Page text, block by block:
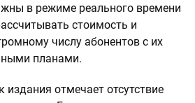
в режиме реального времени
стоимость и
числу абонентов с их
планами.
издания отмечает отсутствие